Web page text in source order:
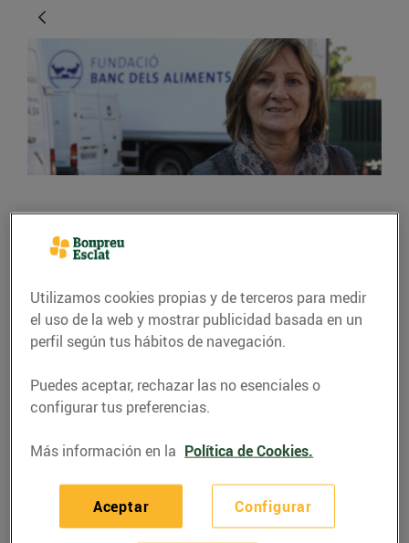
ACTUALIDAD
La solidaritat dels
ciutadans no té límits
10/noviembre/2015
Utilizamos cookies propias y de terceros para medir
el uso de la web y mostrar publicidad basada en un
perfil según tus hábitos de navegación.
Puedes aceptar, rechazar las no esenciales o
configurar tus preferencias.
Más información en la Política de Cookies.
Configurar
Aceptar